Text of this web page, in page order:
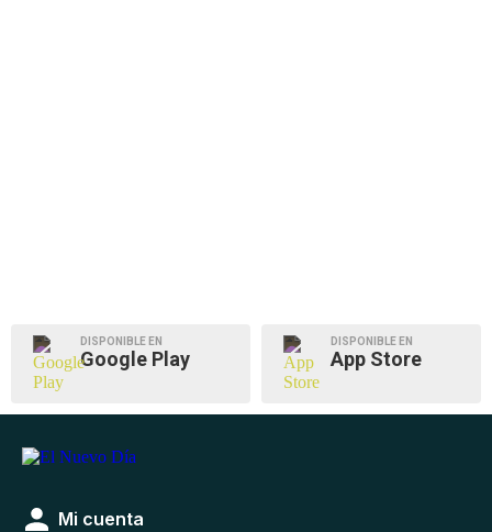
DISPONIBLE EN
Google Play
DISPONIBLE EN
App Store
Mi cuenta